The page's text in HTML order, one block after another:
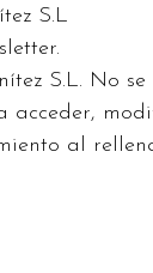
S.L
S.L. No
acceder,
al